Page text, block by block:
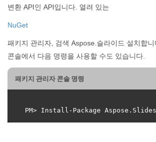
변환 API인 API입니다. 열려 있는
NuGet
패키지 관리자, 검색 Aspose.슬라이드 설치합
콘솔에서 다음 명령을 사용할 수도 있습니다.
패키지 관리자 콘솔 명령